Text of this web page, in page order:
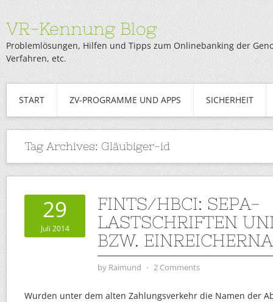
VR-Kennung Blog
Problemlösungen, Hilfen und Tipps zum Onlinebanking der
Verfahren, etc.
START ZV-PROGRAMME UND APPS SICHERHEIT
Tag Archives: Gläubiger-id
29
Juli 2014
FINTS/HBCI: SEPA-
LASTSCHRIFTEN
BZW.
by Raimund ⋅ 2 Comments
Wurden unter dem alten Zahlungsverkehr die Namen der